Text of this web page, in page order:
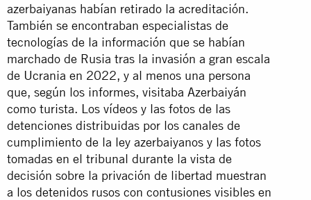
azerbaiyanas habían retirado la acreditación.
También se encontraban especialistas de
tecnologías de la información que se habían
marchado de Rusia tras la invasión a gran escala
de Ucrania en 2022, y al menos una persona
que, según los informes, visitaba Azerbaiyán
como turista. Los vídeos y las fotos de las
detenciones distribuidas por los canales de
cumplimiento de la ley azerbaiyanos y las fotos
tomadas en el tribunal durante la vista de
decisión sobre la privación de libertad muestran
a los detenidos rusos con contusiones visibles en